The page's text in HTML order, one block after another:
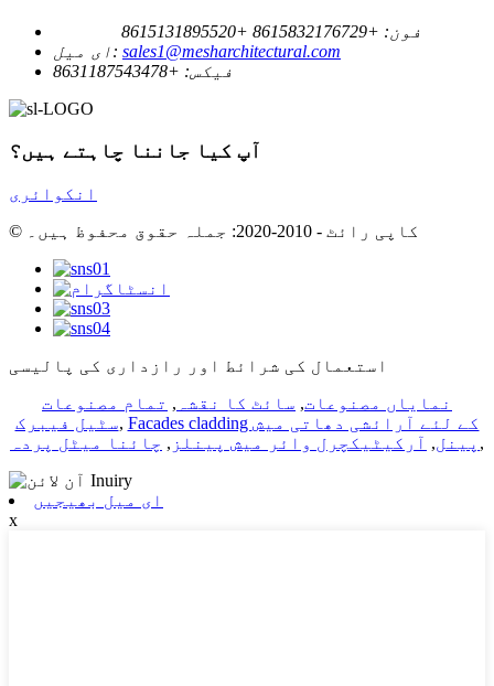
فون: +8615832176729
+8615131895520
ای میل: sales1@mesharchitectural.com
فیکس: +8631187543478
آپ کیا جاننا چاہتے ہیں؟
انکوائری
© کاپی رائٹ - 2010-2020: جملہ حقوق محفوظ ہیں۔
استعمال کی شرائط اور رازداری کی پالیسی
نمایاں مصنوعات, سائٹ کا نقشہ , تمام مصنوعات
سٹیل فیبرک, Facades cladding کے لئے آرائشی دھاتی میش
پینل, آرکیٹیکچرل وائر میش پینلز , چائنا میٹل پردہ ,
ای میل بھیجیں
x